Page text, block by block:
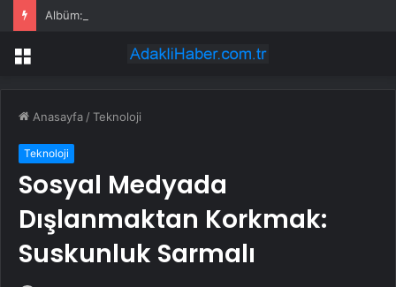
Menü
Anasayfa /Teknoloji
Teknoloji
Sosyal Medyada
Dışlanmaktan Korkmak:
Suskunluk Sarmalı